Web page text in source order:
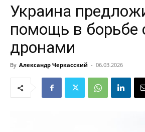
Украина
помощь в борьбе
дронами
By Александр Черкасский - 06.03.2026